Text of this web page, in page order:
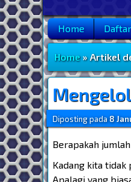
Menu
Home
Home» Artikel
Diposting pada8
Berapakah jumlah
Kadang kita tidak
Apalagi yang